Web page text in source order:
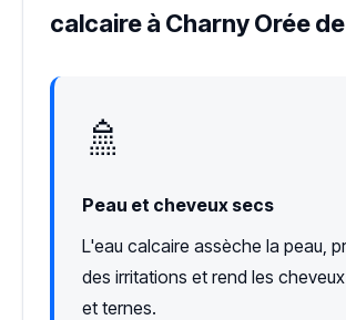
calcaire à Charny Orée
🚿
Peau et cheveux secs
L'eau calcaire assèche la peau,
des irritations et rend les
et ternes.